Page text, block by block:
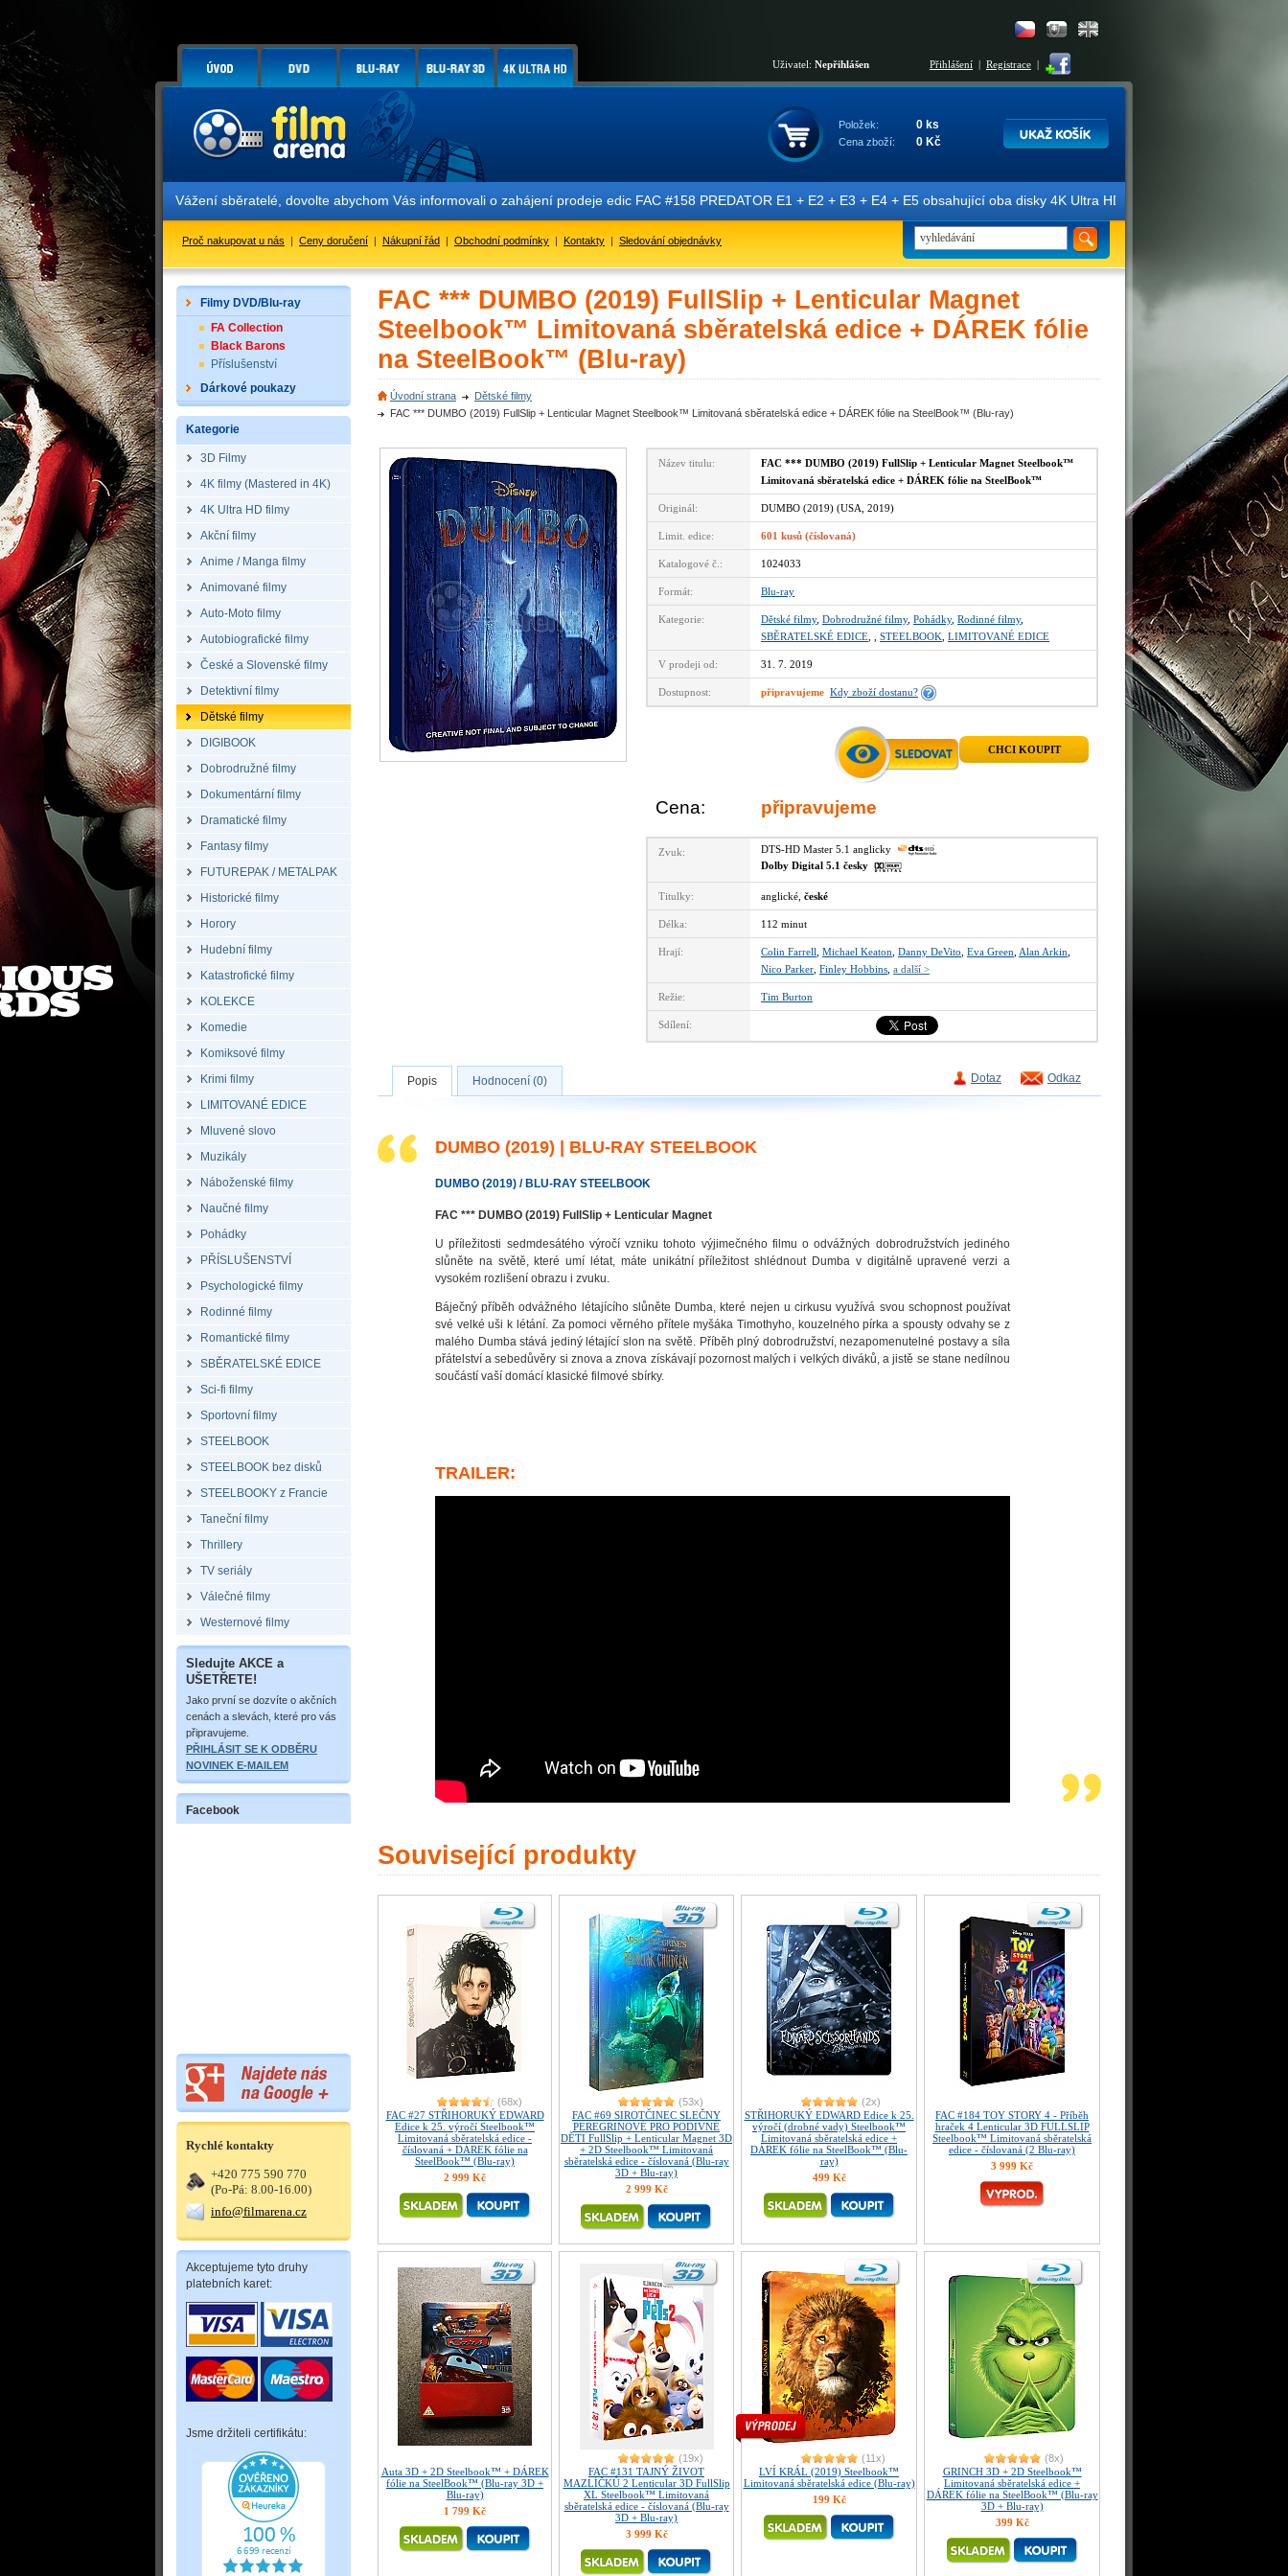
Uživatel: Nepřihlášen Přihlášení | Registrace |
Položek: 0 ks
Cena zboží: 0 Kč
Vážení sběratelé, dovolte abychom Vás informovali o zahájení prodeje edic FAC #158 PREDATOR E1 + E2 + E3 + E4 + E5 obsahující oba disky 4K Ultra HD + Blu-ray 3D/2D.
Proč nakupovat u nás | Ceny doručení | Nákupní řád | Obchodní podmínky | Kontakty | Sledování objednávky
Filmy DVD/Blu-ray
FA Collection
Black Barons
Příslušenství
Dárkové poukazy
Kategorie
3D Filmy
4K filmy (Mastered in 4K)
4K Ultra HD filmy
Akční filmy
Anime / Manga filmy
Animované filmy
Auto-Moto filmy
Autobiografické filmy
České a Slovenské filmy
Detektivní filmy
Dětské filmy
DIGIBOOK
Dobrodružné filmy
Dokumentární filmy
Dramatické filmy
Fantasy filmy
FUTUREPAK / METALPAK
Historické filmy
Horory
Hudební filmy
Katastrofické filmy
KOLEKCE
Komedie
Komiksové filmy
Krimi filmy
LIMITOVANÉ EDICE
Mluvené slovo
Muzikály
Náboženské filmy
Naučné filmy
Pohádky
PŘÍSLUŠENSTVÍ
Psychologické filmy
Rodinné filmy
Romantické filmy
SBĚRATELSKÉ EDICE
Sci-fi filmy
Sportovní filmy
STEELBOOK
STEELBOOK bez disků
STEELBOOKY z Francie
Taneční filmy
Thrillery
TV seriály
Válečné filmy
Westernové filmy
Sledujte AKCE a
UŠETŘETE!
Jako první se dozvíte o akčních
cenách a slevách, které pro vás
připravujeme.
PŘIHLÁSIT SE K ODBĚRU
NOVINEK E-MAILEM
Facebook
Rychlé kontakty
+420 775 590 770
(Po-Pá: 8.00-16.00)
info@filmarena.cz
Akceptujeme tyto druhy
platebních karet:
Jsme držiteli certifikátu:
FAC *** DUMBO (2019) FullSlip + Lenticular Magnet
Steelbook™ Limitovaná sběratelská edice + DÁREK fólie
na SteelBook™ (Blu-ray)
Úvodní strana
Dětské filmy
FAC *** DUMBO (2019) FullSlip + Lenticular Magnet Steelbook™ Limitovaná sběratelská edice + DÁREK fólie na SteelBook™ (Blu-ray)
Název titulu:
FAC *** DUMBO (2019) FullSlip + Lenticular Magnet Steelbook™
Limitovaná sběratelská edice + DÁREK fólie na SteelBook™
Originál: DUMBO (2019) (USA, 2019)
Limit. edice: 601 kusů (číslovaná)
Katalogové č.: 1024033
Formát: Blu-ray
Kategorie: Dětské filmy, Dobrodružné filmy, Pohádky, Rodinné filmy,
SBĚRATELSKÉ EDICE
STEELBOOK LIMITOVANÉ EDICE
V prodeji od: 31. 7. 2019
Dostupnost: připravujeme Kdy zboží dostanu?
CHCI KOUPIT
Cena: připravujeme
Zvuk:
DTS-HD Master 5.1 anglicky
Dolby Digital 5.1 česky
Titulky: anglické, české
Délka: 112 minut
Hrají: Colin Farrell Michael Keaton Danny DeVito Eva Green Alan Arkin
Nico Parker Finley Hobbins a další >
Režie: Tim Burton
Sdílení:
Dotaz Odkaz
Popis Hodnocení (0)
DUMBO (2019) | BLU-RAY STEELBOOK
DUMBO (2019) / BLU-RAY STEELBOOK
FAC *** DUMBO (2019) FullSlip + Lenticular Magnet
U příležitosti sedmdesátého výročí vzniku tohoto výjimečného filmu o odvážných dobrodružstvích jediného
slůněte na světě, které umí létat, máte unikátní příležitost shlédnout Dumba v digitálně upravené verzi a
vysokém rozlišení obrazu i zvuku.
Báječný příběh odvážného létajícího slůněte Dumba, které nejen u cirkusu využívá svou schopnost používat
své velké uši k létání. Za pomoci věrného přítele myšáka Timothyho, kouzelného pírka a spousty odvahy se z
malého Dumba stává jediný létající slon na světě. Příběh plný dobrodružství, nezapomenutelné postavy a síla
přátelství a sebedůvěry si znova a znova získávají pozornost malých i velkých diváků, a jistě se stane nedílnou
součástí vaší domácí klasické filmové sbírky.
TRAILER:
Související produkty
(68x)
FAC #27 STŘIHORUKÝ EDWARD
Edice k 25. výročí Steelbook™
Limitovaná sběratelská edice -
číslovaná + DÁREK fólie na
SteelBook™ (Blu-ray)
2 999 Kč
(53x)
FAC #69 SIROTČINEC SLEČNY
PEREGRINOVÉ PRO PODIVNÉ
DĚTI FullSlip + Lenticular Magnet 3D
+ 2D Steelbook™ Limitovaná
sběratelská edice - číslovaná (Blu-ray
3D + Blu-ray)
2 999 Kč
(2x)
STŘIHORUKÝ EDWARD Edice k 25.
výročí (drobné vady) Steelbook™
Limitovaná sběratelská edice +
DÁREK fólie na SteelBook™ (Blu-
ray)
499 Kč
FAC #184 TOY STORY 4 - Příběh
hraček 4 Lenticular 3D FULLSLIP
Steelbook™ Limitovaná sběratelská
edice - číslovaná (2 Blu-ray)
3 999 Kč
Auta 3D + 2D Steelbook™ + DÁREK
fólie na SteelBook™ (Blu-ray 3D +
Blu-ray)
1 799 Kč
(19x)
FAC #131 TAJNÝ ŽIVOT
MAZLÍČKŮ 2 Lenticular 3D FullSlip
XL Steelbook™ Limitovaná
sběratelská edice - číslovaná (Blu-ray
3D + Blu-ray)
3 999 Kč
(11x)
LVÍ KRÁL (2019) Steelbook™
Limitovaná sběratelská edice (Blu-ray)
199 Kč
(8x)
GRINCH 3D + 2D Steelbook™
Limitovaná sběratelská edice +
DÁREK fólie na SteelBook™ (Blu-ray
3D + Blu-ray)
399 Kč